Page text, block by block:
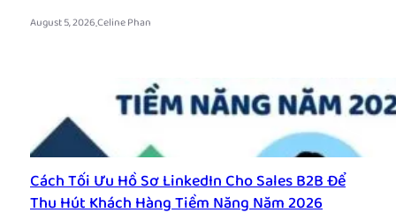
August 5, 2026.Celine Phan
Cách Tối Ưu Hồ Sơ LinkedIn Cho Sales B2B Để
Thu Hút Khách Hàng Tiềm Năng Năm 2026